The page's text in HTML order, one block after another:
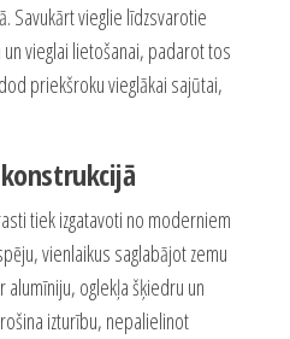
Savukārt vieglie līdzsvarotie
vieglai lietošanai, padarot tos
priekšroku vieglākai sajūtai,
tiek izgatavoti no moderniem
vienlaikus saglabājot zemu
oglekļa šķiedru un
izturību, nepalielinot